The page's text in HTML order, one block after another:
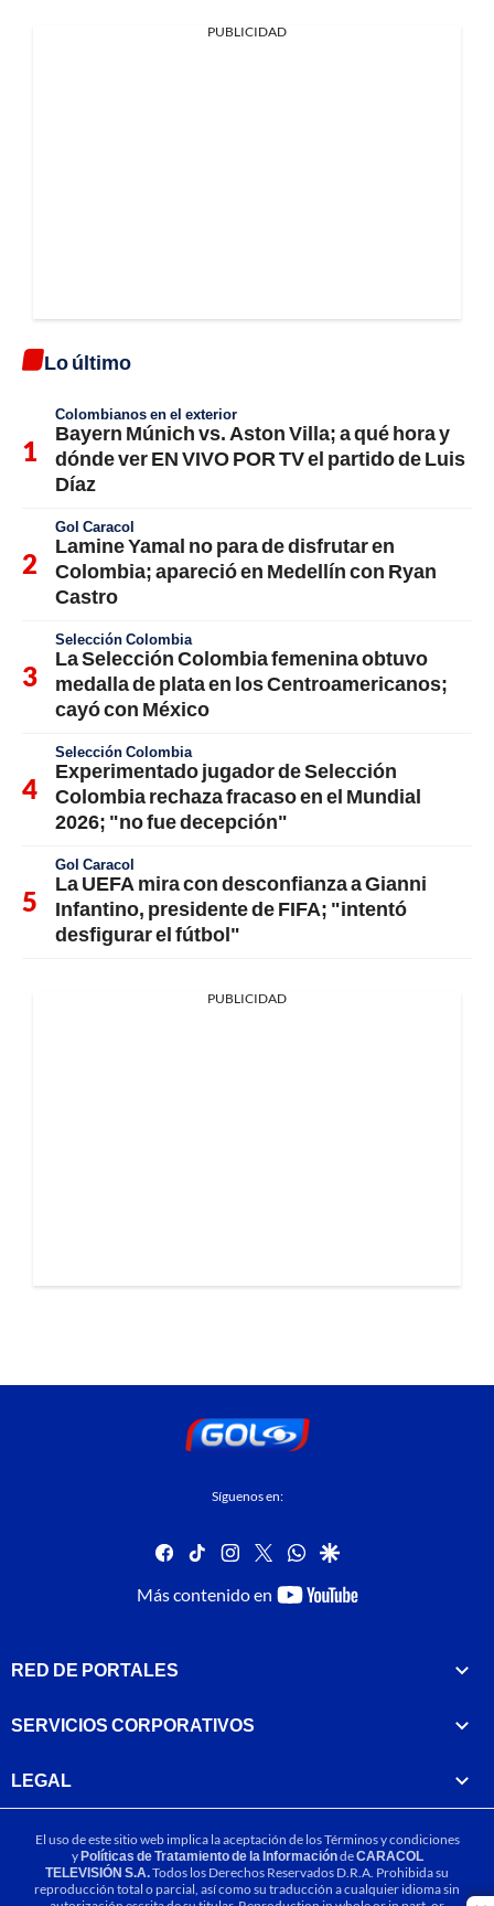
PUBLICIDAD
Lo último
Colombianos en el exterior
Bayern Múnich vs. Aston Villa; a qué hora y
dónde ver EN VIVO POR TV el partido de Luis
Díaz
Gol Caracol
Lamine Yamal no para de disfrutar en
Colombia; apareció en Medellín con Ryan
Castro
Selección Colombia
La Selección Colombia femenina obtuvo
medalla de plata en los Centroamericanos;
cayó con México
Selección Colombia
Experimentado jugador de Selección
Colombia rechaza fracaso en el Mundial
2026; "no fue decepción"
Gol Caracol
La UEFA mira con desconfianza a Gianni
Infantino, presidente de FIFA; "intentó
desfigurar el fútbol"
PUBLICIDAD
Síguenos en:
facebook
tiktok instagram
twitterwhatsapp
google
Más contenido en
youtube-
RED DE PORTALES
SERVICIOS CORPORATIVOS
LEGAL
El uso de este sitio web implica la aceptación de losTérminos y condiciones
yPolíticas de Tratamiento de la InformacióndeCARACOL
TELEVISIÓN S.A.Todos los Derechos Reservados D.R.A. Prohibida su
reproducción total o parcial, así como su traducción a cualquier idioma sin